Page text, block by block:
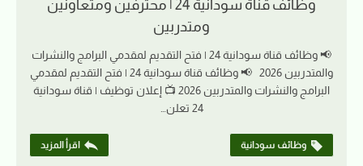
وظائف قناة سودانية 24 | محترفين ومتعاونين
ومتدربين
📢 وظائف قناة سودانية 24 | فتح التقديم لمقدمي البرامج والنشرات
والمتدربين 2026 📢 وظائف قناة سودانية 24 | فتح التقديم لمقدمي
البرامج والنشرات والمتدربين 2026 📺 إعلان توظيف | قناة سودانية
24 تعلن…
وظائف سودانية اقرأ المزيد